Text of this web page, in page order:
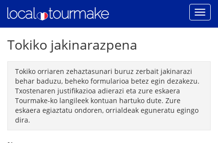
Tokiko jakinarazpena
Tokiko orriaren zehaztasunari buruz zerbait jakinarazi
behar baduzu, beheko formularioa betez egin dezakezu.
Txostenaren justifikazioa adierazi eta zure eskaera
Tourmake-ko langileek kontuan hartuko dute. Zure
eskaera egiaztatu ondoren, orrialdeak eguneratu egingo
dira.